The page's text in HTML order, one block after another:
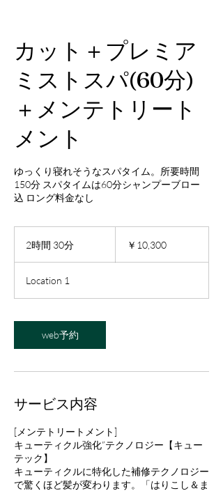
カット＋プレミア
ミストスパ(60分)
＋メンテトリート
メント
ゆっくり寝れそうなスパタイム。所要時間
150分 スパタイムは60分シャンプーブロー
込 ロング料金なし
2時間 30分
0
￥10,300
Location 1
web予約
サービス内容
[メンテトリートメント]
キューティクル強化”テクノロジー【キュー
テック】
キューティクルに特化した補修テクノロジー
で驚くほど髪が変わります。「はりこし＆ま